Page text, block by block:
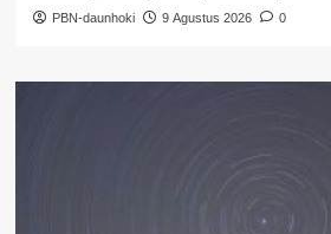
PBN-daunhoki 9 Agustus 2026 0